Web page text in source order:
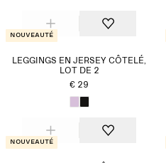
Nouveauté
LEGGINGS EN JERSEY CÔTELÉ,
LOT DE 2
€ 29
Nouveauté